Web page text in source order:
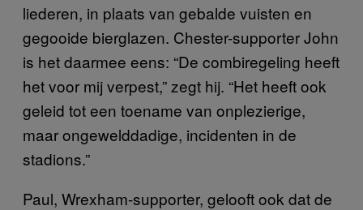
liederen, in plaats van gebalde vuisten en
gegooide bierglazen. Chester-supporter John
is het daarmee eens: “De combiregeling heeft
het voor mij verpest,” zegt hij. “Het heeft ook
geleid tot een toename van onplezierige,
maar ongewelddadige, incidenten in de
stadions.”
Paul, Wrexham-supporter, gelooft ook dat de